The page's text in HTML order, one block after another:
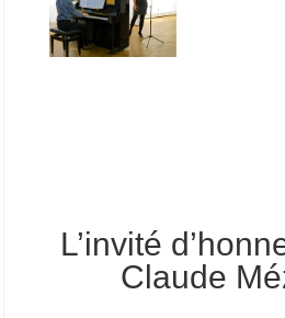
L’invité
Claude